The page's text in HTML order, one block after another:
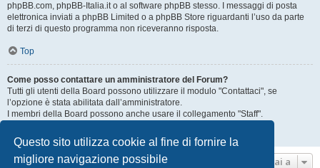
Questo sito utilizza cookie al fine di fornire la
migliore navigazione possibile
phpBB.com, phpBB-Italia.it o al software phpBB stesso. I messaggi di posta
elettronica inviati a phpBB Limited o a phpBB Store riguardanti l’uso da parte
di terzi di questo programma non riceveranno risposta.
Top
Come posso contattare un amministratore del Forum?
Tutti gli utenti della Board possono utilizzare il modulo "Contattaci", se
l’opzione è stata abilitata dall’amministratore.
I membri della Board possono anche usare il collegamento "Staff".
Top
Vai a